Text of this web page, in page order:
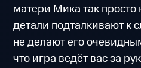
матери Мика так
детали подталкивают к
не делают его
что игра ведёт вас за